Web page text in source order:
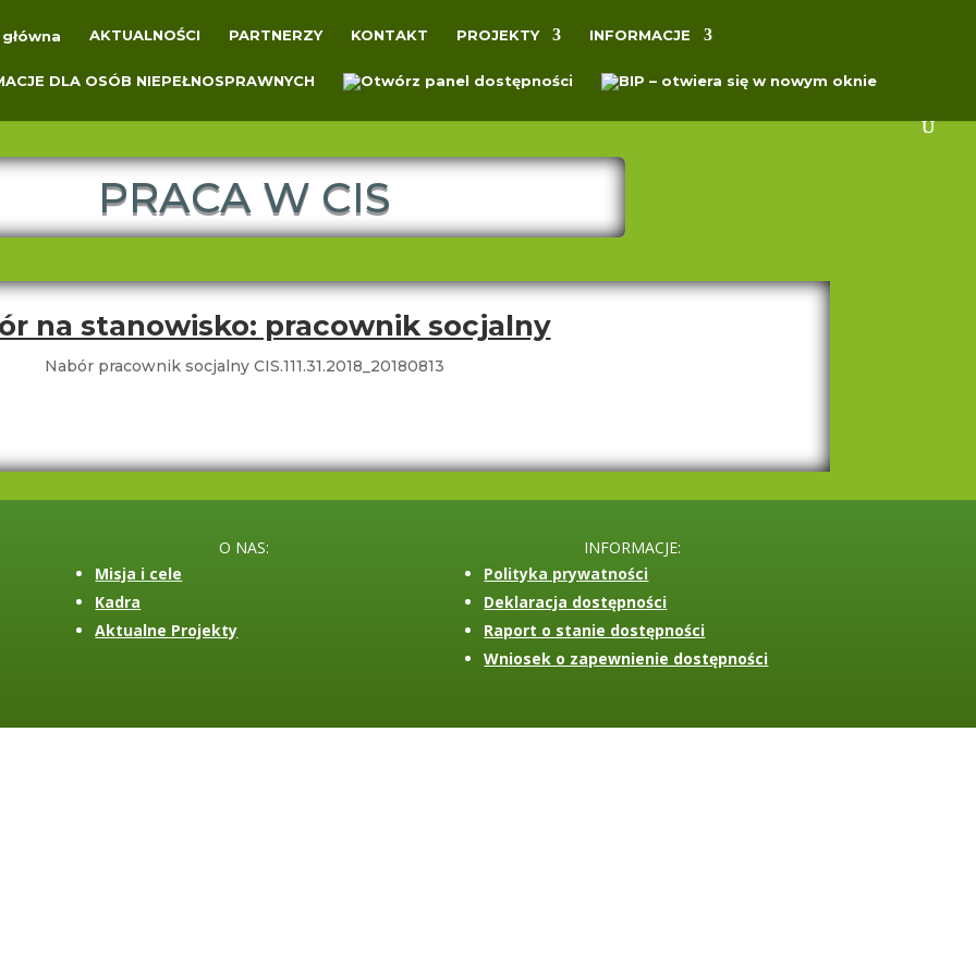
AKTUALNOŚCI PARTNERZY KONTAKT PROJEKTY INFORMACJE
PRACA W CIS
na stanowisko: pracownik socjalny
Nabór pracownik socjalny CIS.111.31.2018_20180813
O NAS:
Misja i cele
Kadra
Aktualne Projekty
INFORMACJE:
Polityka prywatności
Deklaracja dostępności
Raport o stanie dostępności
Wniosek o zapewnienie dostępności